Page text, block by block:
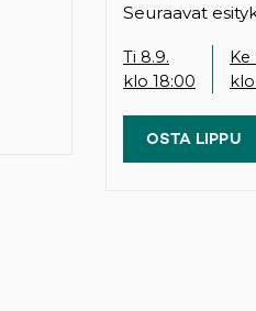
Seuraavat
Ti 8.9.
klo 18:00
Ke
OSTA LIPPU